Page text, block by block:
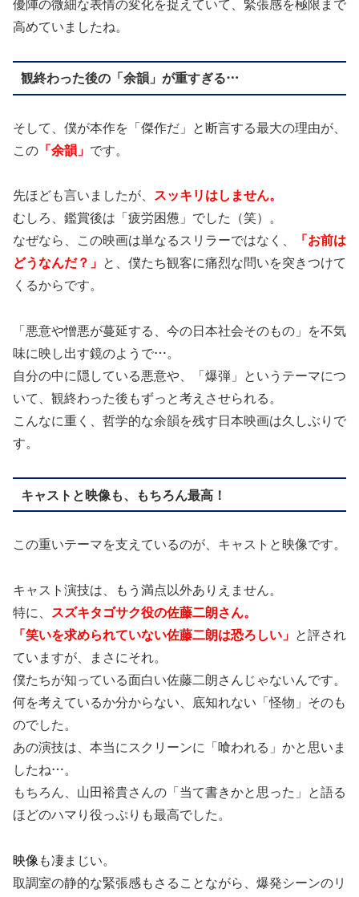
優陣の微細な表情の変化を捉えていて、緊張感を極限まで
高めていましたね。
観終わった後の「余韻」が重すぎる…
そして、僕が本作を「傑作だ」と断言する最大の理由が、
この 「余韻」 です。
先ほども言いましたが、
スッキリはしません。
むしろ、鑑賞後は「疲労困憊」でした（笑）。
なぜなら、この映画は単なるスリラーではなく、
「お前は
どうなんだ？」
と、僕たち観客に痛烈な問いを突きつけて
くるからです。
「悪意や憎悪が蔓延する、今の日本社会そのもの」を不気
味に映し出す鏡のようで…。
自分の中に隠している悪意や、「爆弾」というテーマにつ
いて、観終わった後もずっと考えさせられる。
こんなに重く、哲学的な余韻を残す日本映画は久しぶりで
す。
キャストと映像も、もちろん最高！
この重いテーマを支えているのが、キャストと映像です。
キャスト演技は、もう満点以外ありえません。
特に、
スズキタゴサク役の佐藤二朗さん。
「笑いを求められていない佐藤二朗は恐ろしい」
と評され
ていますが、まさにそれ。
僕たちが知っている面白い佐藤二朗さんじゃないんです。
何を考えているか分からない、底知れない「怪物」そのも
のでした。
あの演技は、本当にスクリーンに「喰われる」かと思いま
したね…。
もちろん、山田裕貴さんの「当て書きかと思った」と語る
ほどのハマり役っぷりも最高でした。
映像 も凄まじい。
取調室の静的な緊張感もさることながら、爆発シーンのリ